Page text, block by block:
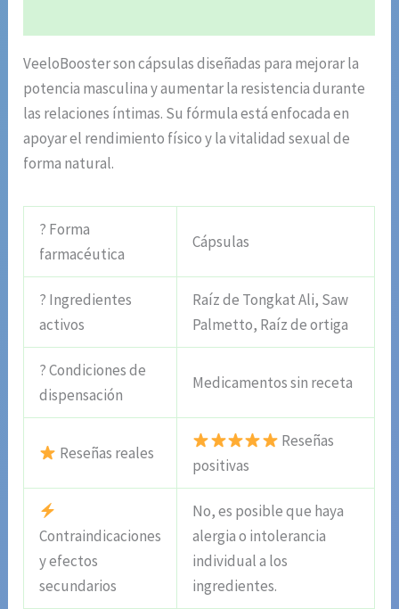
VeeloBooster son cápsulas diseñadas para mejorar la
potencia masculina y aumentar la resistencia durante
las relaciones íntimas. Su fórmula está enfocada en
apoyar el rendimiento físico y la vitalidad sexual de
forma natural.
? Forma
farmacéutica
Cápsulas
? Ingredientes
activos
Raíz de Tongkat Ali, Saw
Palmetto, Raíz de ortiga
? Condiciones de
dispensación
Medicamentos sin receta
Reseñas reales
Reseñas
positivas
Contraindicaciones
y efectos
secundarios
No, es posible que haya
alergia o intolerancia
individual a los
ingredientes.